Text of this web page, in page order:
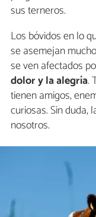
sus terneros.
Los bóvidos en lo
se asemejan
se ven afectados
dolor y la alegría.
tienen amigos,
curiosas. Sin duda,
nosotros.